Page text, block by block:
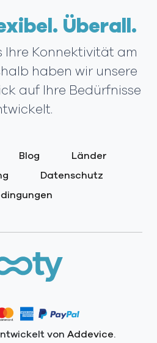
Überall.
Ihre Konnektivität am
haben wir unsere
auf Ihre Bedürfnisse
Blog
Länder
Datenschutz
von Addevice.